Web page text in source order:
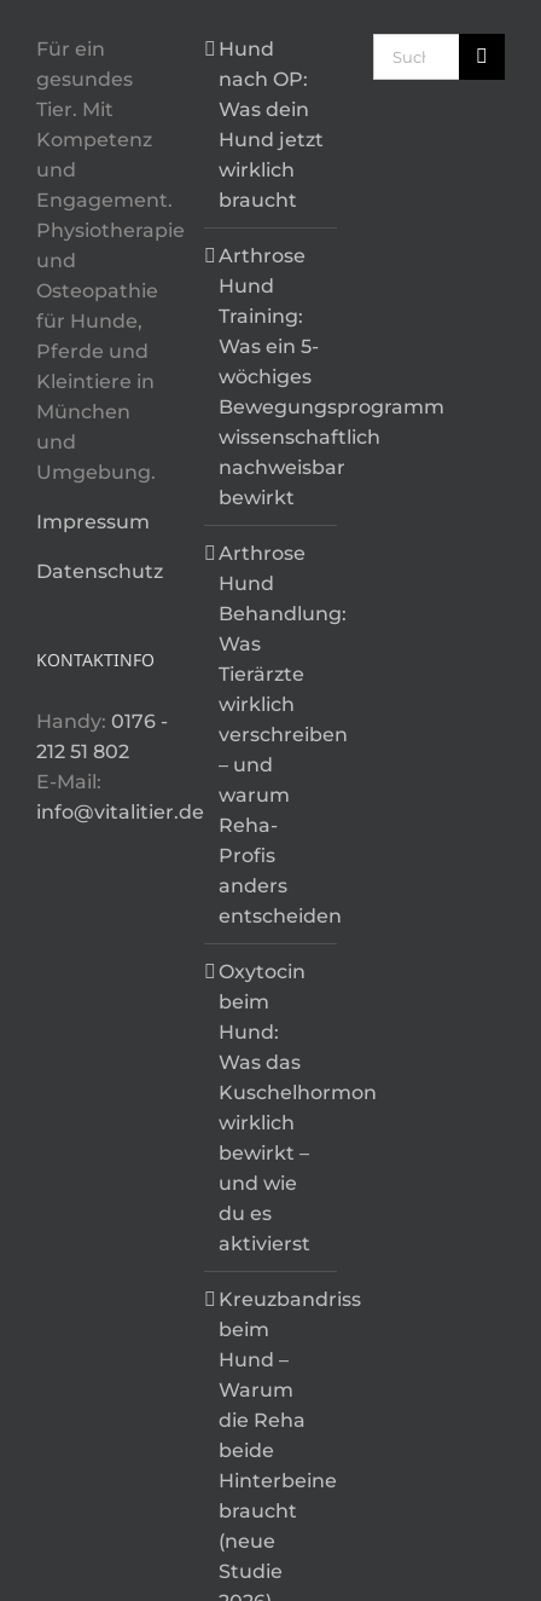
Für ein
gesundes
Tier. Mit
Kompetenz
und
Engagement.
Physiotherapie
und
Osteopathie
für Hunde,
Pferde und
Kleintiere in
München
und
Umgebung.
Impressum
Datenschutz
KONTAKTINFO
Handy: 0176 -
212 51 802
E-Mail:
info@vitalitier.de
Hund
nach OP:
Was dein
Hund jetzt
wirklich
braucht
Arthrose
Hund
Training:
Was ein 5-
wöchiges
Bewegungsprogramm
wissenschaftlich
nachweisbar
bewirkt
Arthrose
Hund
Behandlung:
Was
Tierärzte
wirklich
verschreiben
– und
warum
Reha-
Profis
anders
entscheiden
Oxytocin
beim
Hund:
Was das
Kuschelhormon
wirklich
bewirkt –
und wie
du es
aktivierst
Kreuzbandriss
beim
Hund –
Warum
die Reha
beide
Hinterbeine
braucht
(neue
Studie
Suche
nach: